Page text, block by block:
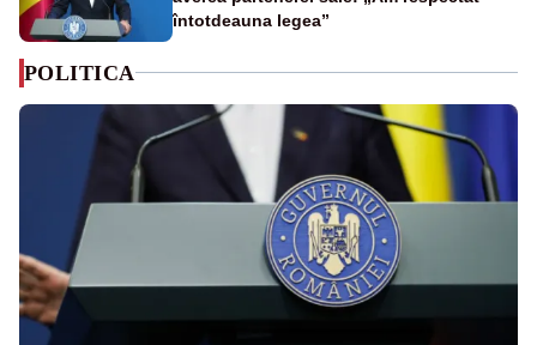
întotdeauna legea”
POLITICA